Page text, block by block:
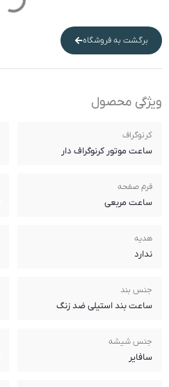
برگشت به فروشگاه
ویژگی محصول
کرنوگراف
ساعت موتور کرنوگراف دار
فرم صفحه
ساعت مربعی
هدیه
ندارد
جنس بند
ساعت بند استیلی ضد زنگ
جنس شیشه
سافایر